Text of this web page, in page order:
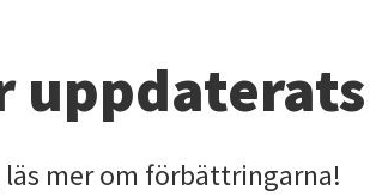
mer om förbättringarna!